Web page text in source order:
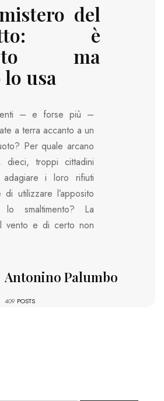
del
è
ma
lo usa
– e forse più –
a terra accanto a un
Per quale arcano
dieci, troppi cittadini
i loro rifiuti
di utilizzare l’apposito
smaltimento? La
vento e di certo non
Antonino Palumbo
409 POSTS